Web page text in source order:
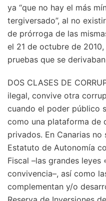
ya “que no hay el más
tergiversado”, al no
de prórroga de las
el 21 de octubre de
pruebas que se
DOS CLASES DE
ilegal, convive otra
cuando el poder público
como una plataforma de
privados. En Canarias
Estatuto de Autonomía
Fiscal –las grandes
convivencia–, así como
complementan y/o